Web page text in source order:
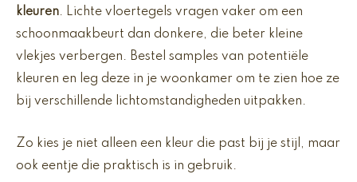
kleuren. Lichte vloertegels vragen vaker om een
schoonmaakbeurt dan donkere, die beter kleine
vlekjes verbergen. Bestel samples van potentiële
kleuren en leg deze in je woonkamer om te zien hoe ze
bij verschillende lichtomstandigheden uitpakken.
Zo kies je niet alleen een kleur die past bij je stijl, maar
ook eentje die praktisch is in gebruik.